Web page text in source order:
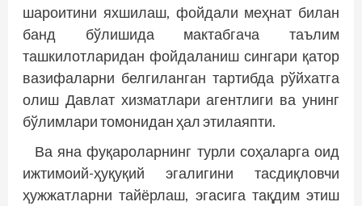
шароитини яхшилаш, фойдали меҳнат билан
банд бўлишида мактабгача таълим
ташкилотларидан фойдаланиш сингари қатор
вазифаларни белгиланган тартибда рўйхатга
олиш Давлат хизматлари агентлиги ва унинг
бўлимлари томонидан ҳал этилаяпти.
Ва яна фуқароларнинг турли соҳаларга оид
ижтимоий-ҳуқуқий эгалигини тасдиқловчи
ҳужжатларни тайёрлаш, эгасига тақдим этиш